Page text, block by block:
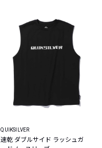
QUIKSILVER
速乾 ダブルサイド ラッシュガ